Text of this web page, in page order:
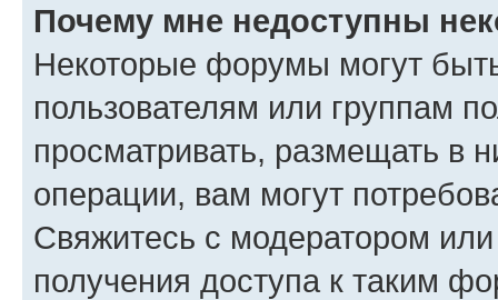
Почему мне недоступны
Некоторые форумы могут
пользователям или группам
просматривать, размещать в
операции, вам могут
Свяжитесь с модератором
получения доступа к таким